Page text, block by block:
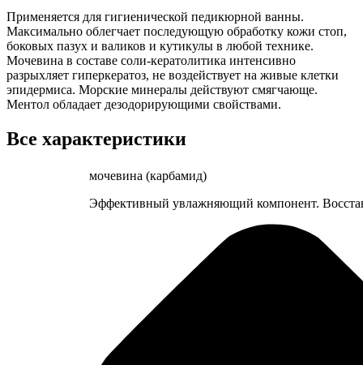
Применяется для гигиенической педикюрной ванны.
Максимально облегчает последующую обработку кожи стоп,
боковых пазух и валиков и кутикулы в любой технике.
Мочевина в составе соли-кератолитика интенсивно
разрыхляет гиперкератоз, не воздействует на живые клетки
эпидермиса. Морские минералы действуют смягчающе.
Ментол обладает дезодорирующими свойствами.
Все характеристики
мочевина (карбамид)
Эффективный увлажняющий компонент.